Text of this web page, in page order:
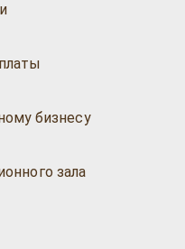
бизнесу
зала